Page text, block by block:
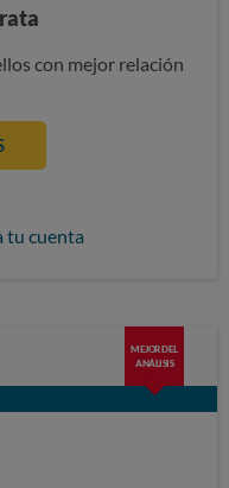
con mejor relación
tu cuenta
MEJOR DEL
ANÁLISIS